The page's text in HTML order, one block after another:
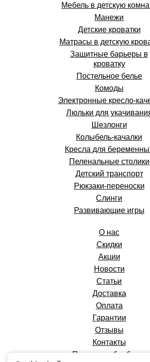
Мебель в детскую
Манежи
Детские кроватки
Матрасы в детскую
Защитные барьеры в
кроватку
Постельное белье
Комоды
Электронные кресло-
Люльки для
Шезлонги
Колыбель-качалки
Кресла для
Пеленальные столики
Детский транспорт
Рюкзаки-переноски
Слинги
Развивающие игры
О нас
Скидки
Акции
Новости
Статьи
Доставка
Оплата
Гарантии
Отзывы
Контакты
Политика обработки